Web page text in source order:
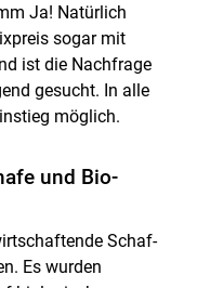
Ja! Natürlich
sogar mit
ist die Nachfrage
gesucht. In alle
möglich.
und Bio-
Schaf-
Es wurden